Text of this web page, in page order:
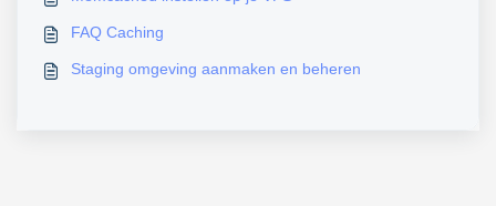
FAQ Caching
Staging omgeving aanmaken en beheren